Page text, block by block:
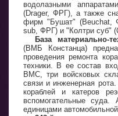
водолазными
(Drager, ФРГ), а также
фирм "Бушат" (Beuchat,
sub, ФРГ) и "Колтри суб"
База материально-
(ВМБ Констанца)
проведения ремонта
техники. В ее состав
ВМС, три войсковых
связи и инженерная
кораблей и катеров
вспомогательные суда.
единицами